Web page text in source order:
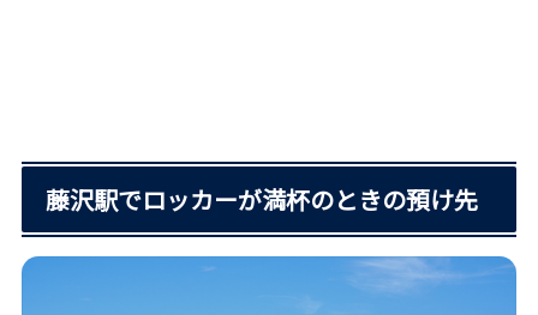
藤沢駅でロッカーが満杯のときの預け先